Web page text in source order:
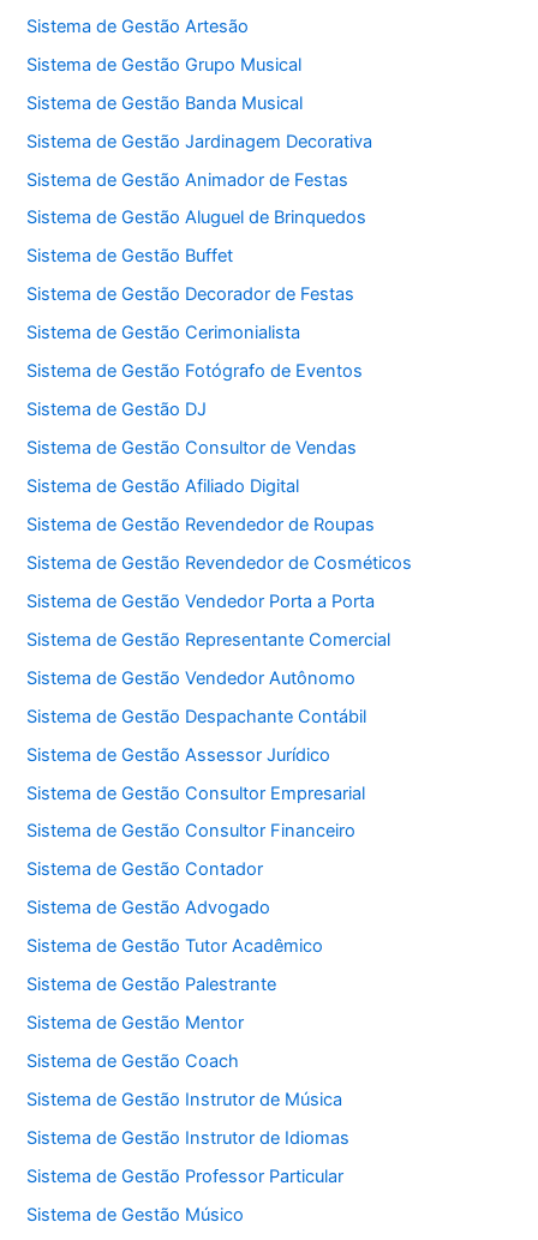
Sistema de Gestão Artesão
Sistema de Gestão Grupo Musical
Sistema de Gestão Banda Musical
Sistema de Gestão Jardinagem Decorativa
Sistema de Gestão Animador de Festas
Sistema de Gestão Aluguel de Brinquedos
Sistema de Gestão Buffet
Sistema de Gestão Decorador de Festas
Sistema de Gestão Cerimonialista
Sistema de Gestão Fotógrafo de Eventos
Sistema de Gestão DJ
Sistema de Gestão Consultor de Vendas
Sistema de Gestão Afiliado Digital
Sistema de Gestão Revendedor de Roupas
Sistema de Gestão Revendedor de Cosméticos
Sistema de Gestão Vendedor Porta a Porta
Sistema de Gestão Representante Comercial
Sistema de Gestão Vendedor Autônomo
Sistema de Gestão Despachante Contábil
Sistema de Gestão Assessor Jurídico
Sistema de Gestão Consultor Empresarial
Sistema de Gestão Consultor Financeiro
Sistema de Gestão Contador
Sistema de Gestão Advogado
Sistema de Gestão Tutor Acadêmico
Sistema de Gestão Palestrante
Sistema de Gestão Mentor
Sistema de Gestão Coach
Sistema de Gestão Instrutor de Música
Sistema de Gestão Instrutor de Idiomas
Sistema de Gestão Professor Particular
Sistema de Gestão Músico